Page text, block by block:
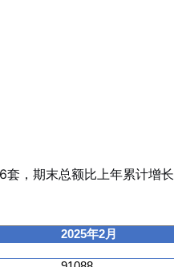
套 ，期末总额比上年累计增长
2025年2月